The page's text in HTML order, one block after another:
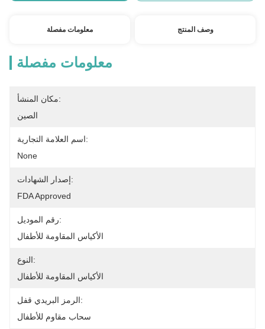
معلومات مفصلة وصف المنتج
معلومات مفصلة
مكان المنشأ:
الصين
اسم العلامة التجارية:
None
إصدار الشهادات:
FDA Approved
رقم الموديل:
الأكياس المقاومة للأطفال
النوع:
الأكياس المقاومة للأطفال
الرمز البريدي قفل:
سحاب مقاوم للأطفال